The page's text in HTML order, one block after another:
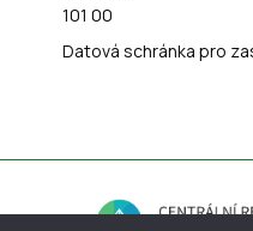
101 00
Datová schránka pro